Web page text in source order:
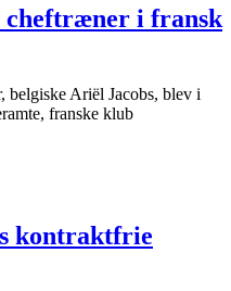
cheftræner i fransk
Ariël Jacobs, blev i
franske klub
kontraktfrie